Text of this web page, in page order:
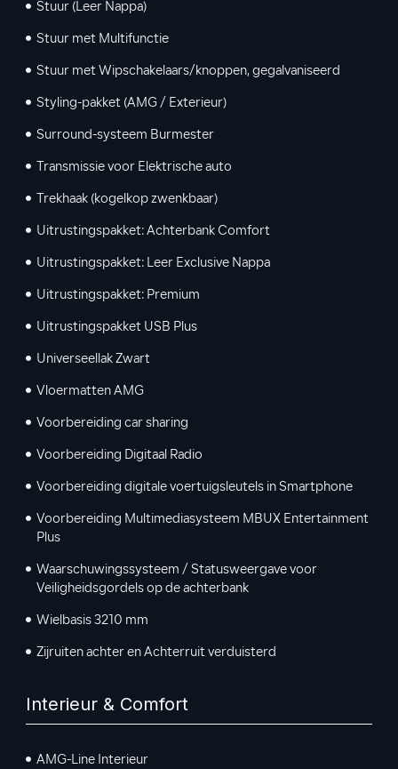
Stuur (Leer Nappa)
Stuur met Multifunctie
Stuur met Wipschakelaars/knoppen, gegalvaniseerd
Styling-pakket (AMG / Exterieur)
Surround-systeem Burmester
Transmissie voor Elektrische auto
Trekhaak (kogelkop zwenkbaar)
Uitrustingspakket: Achterbank Comfort
Uitrustingspakket: Leer Exclusive Nappa
Uitrustingspakket: Premium
Uitrustingspakket USB Plus
Universeellak Zwart
Vloermatten AMG
Voorbereiding car sharing
Voorbereiding Digitaal Radio
Voorbereiding digitale voertuigsleutels in Smartphone
Voorbereiding Multimediasysteem MBUX Entertainment
Plus
Waarschuwingssysteem / Statusweergave voor
Veiligheidsgordels op de achterbank
Wielbasis 3210 mm
Zijruiten achter en Achterruit verduisterd
Interieur & Comfort
AMG-Line Interieur